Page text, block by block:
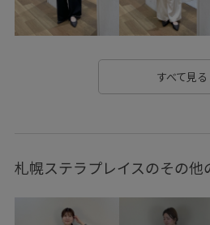
見た目以上の収納 軽快 都会
すべて見る
札幌ステラプレイスのその他